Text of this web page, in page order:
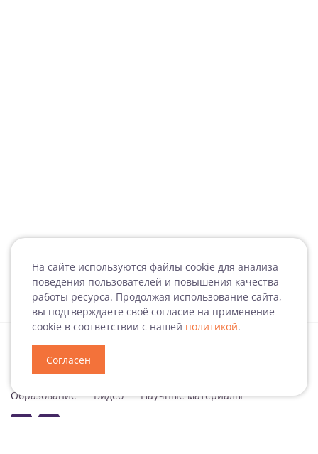
На сайте используются файлы cookie для анализа
поведения пользователей и повышения качества
работы ресурса. Продолжая использование сайта,
вы подтверждаете своё согласие на применение
cookie в соответствии с нашей политикой.
Согласен
Образование
Видео Научные материалы